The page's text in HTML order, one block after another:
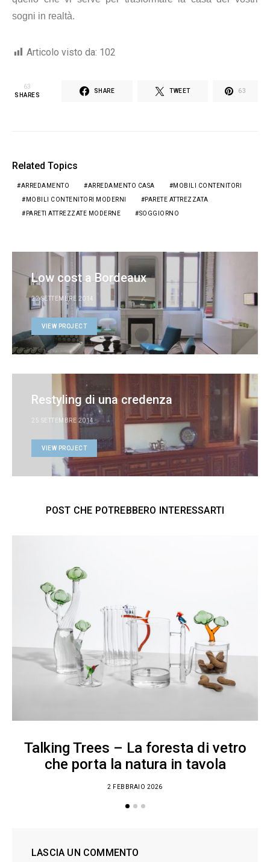
sogni in realtà.
Articolo visto da: 102
63
SHARES
SHARE TWEET 63
Related Topics
ARREDAMENTO ARREDAMENTO CASA MOBILI CONTENITORI
MOBILI CONTENITORI MODERNI PARETE ATTREZZATA
PARETI ATTREZZATE MODERNE SOGGIORNO
Low cost a Bordeaux
22 SETTEMBRE 2014
VIEW PROJECT
Restyling di una credenza
25 SETTEMBRE 2014
VIEW PROJECT
POST CHE POTREBBERO INTERESSARTI
Talking Trees – La foresta di vetro
che porta la natura in tavola
2 FEBBRAIO 2026
LASCIA UN COMMENTO